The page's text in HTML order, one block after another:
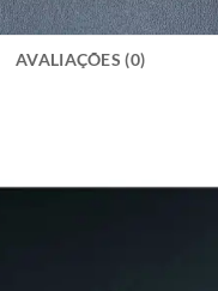
AVALIAÇÕES (0)